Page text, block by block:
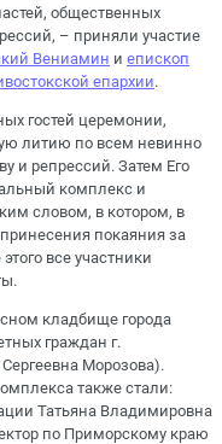
общественных
– приняли участие
Вениамин и епископ
епархии.
гостей церемонии,
литию по всем невинно
и репрессий. Затем Его
комплекс и
словом, в котором, в
покаяния за
все участники
кладбище города
граждан г.
Морозова).
также стали:
Татьяна Владимировна
по Приморскому краю